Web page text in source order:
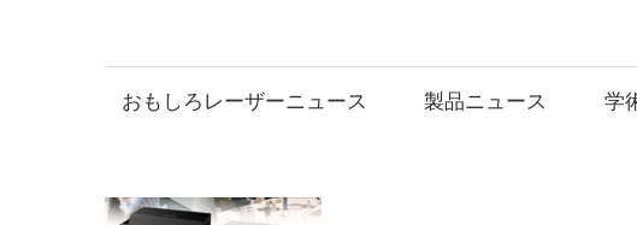
プ
おもしろレーザーニュース 製品ニュース 学